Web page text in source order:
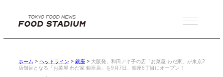
MENU
ホーム > ヘッドライン > 銀座> 大阪発、和田アキ子の店「お菜屋 わだ家」が東京2
店舗目となる「お菜屋 わだ家 銀座店」を9月7日、銀座6丁目にオープン！